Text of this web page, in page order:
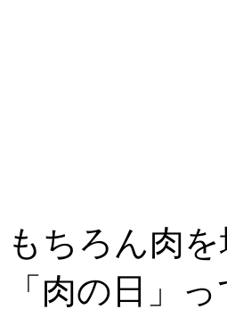
もちろん肉
「肉の日」